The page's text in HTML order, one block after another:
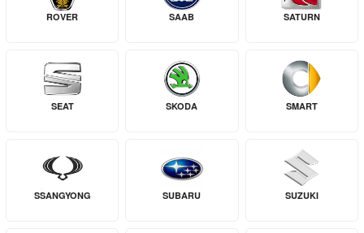
ROVER SAAB SATURN
SEAT SKODA SMART
SSANGYONG SUBARU SUZUKI